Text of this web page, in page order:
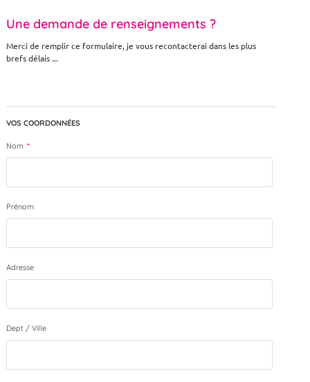
Une demande de renseignements ?
Merci de remplir ce formulaire, je vous recontacterai dans les plus
brefs délais ...
VOS COORDONNÉES
Nom *
Prénom
Adresse
Dept / Ville